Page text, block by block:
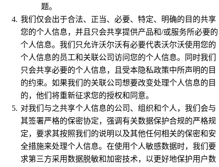
题。
我们仅会出于合法、正当、必要、特定、明确的目的共享
您的个人信息，并且只会共享提供产品和/或服务所必要的
个人信息。我们只允许沃尔沃有必要代表沃尔沃使用您的
个人信息的员工和关联公司访问您的个人信息。同时我们
只会共享必要的个人信息，且受本隐私政策中所声明的目
的约束。如果我们的关联公司想要改变处理个人信息的目
的，他们将重新征求您的授权和同意。
对我们与之共享个人信息的公司、组织和个人，我们会与
其签署严格的保密协定，强调有关数据保护合规的严格规
定，要求其按照我们的说明以及其他任何相关的保密和安
全措施来处理个人信息。在使用个人敏感数据时，我们要
求第三方采用数据脱敏和加密技术，以更好地保护用户数